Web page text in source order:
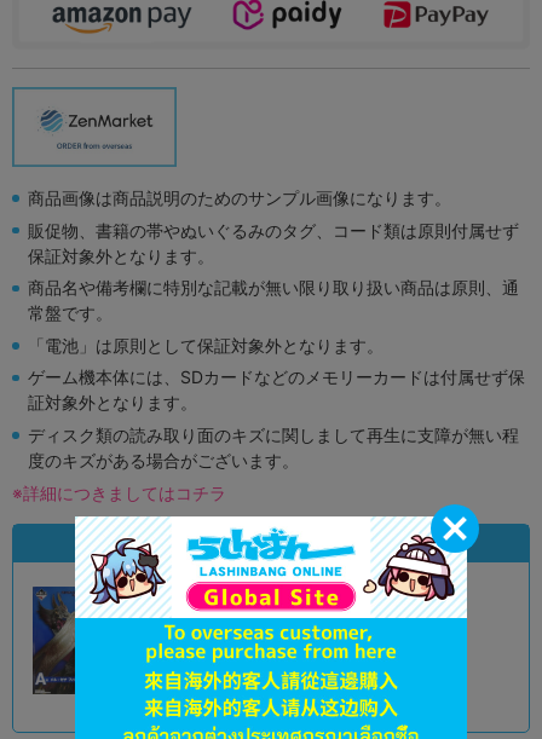
商品画像は商品説明のためのサンプル画像になります。
販促物、書籍の帯やぬいぐるみのタグ、コード類は原則付属せず
保証対象外となります。
商品名や備考欄に特別な記載が無い限り取り扱い商品は原則、通
常盤です。
「電池」は原則として保証対象外となります。
ゲーム機本体には、SDカードなどのメモリーカードは付属せず保
証対象外となります。
ディスク類の読み取り面のキズに関しまして再生に支障が無い程
度のキズがある場合がございます。
※詳細につきましてはコチラ
状態違いの同一商品
状態 :A
オンライン
品切状態 4,590円 税込